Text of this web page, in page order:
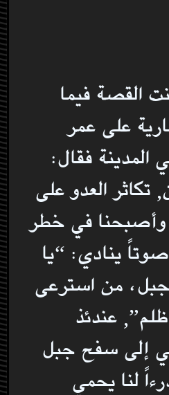
القصة فيما
على عمر
المدينة فقال:
تكاثر العدو على
وأصبحنا في خطر
ينادي: “يا
من استرعى
عندئذ
إلى سفح جبل
لنا يحمي